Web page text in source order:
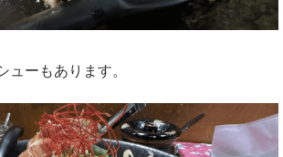
ューもあります。